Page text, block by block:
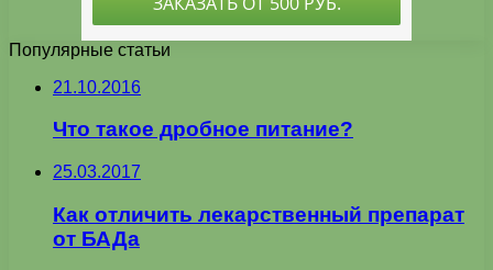
Популярные статьи
21.10.2016
Что такое дробное питание?
25.03.2017
Как отличить лекарственный препарат
от БАДа